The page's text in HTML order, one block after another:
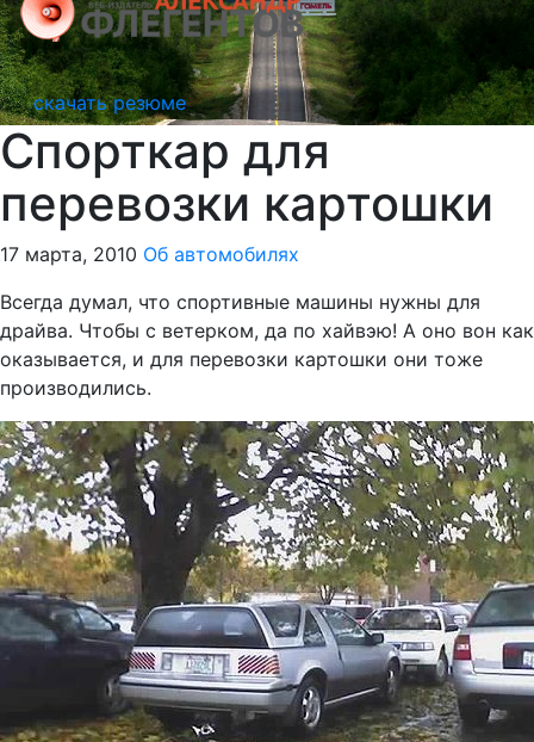
скачать резюме
Спорткар для
перевозки картошки
17 марта, 2010 Об автомобилях
Всегда думал, что спортивные машины нужны для
драйва. Чтобы с ветерком, да по хайвэю! А оно вон как
оказывается, и для перевозки картошки они тоже
производились.